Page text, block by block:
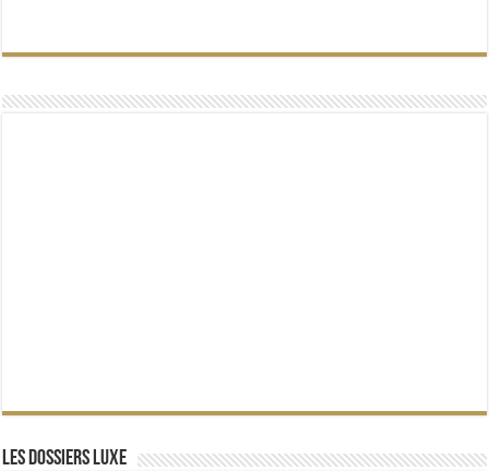
Les dossiers Luxe